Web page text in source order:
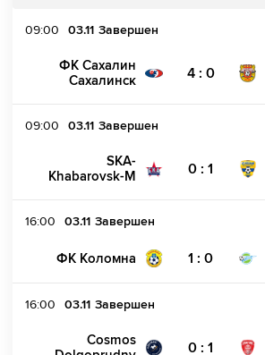
09:00 03.11 Завершен
ФК Сахалин
Сахалинск
4 : 0
09:00 03.11 Завершен
SKA-
Khabarovsk-M
0 : 1
16:00 03.11 Завершен
ФК Коломна 1 : 0
16:00 03.11 Завершен
Cosmos
0 : 1